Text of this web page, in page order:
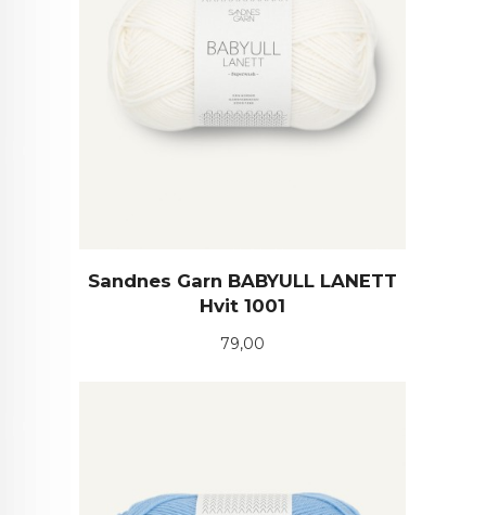
Sandnes Garn BABYULL LANETT
Hvit 1001
Pris
79,00